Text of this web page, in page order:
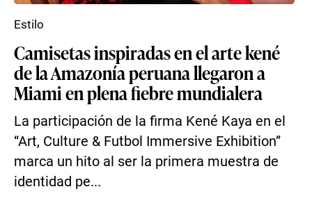
Camisetas inspiradas en el arte kené
de la Amazonía peruana llegaron a
Miami en plena fiebre mundialera
La participación de la firma Kené Kaya en el
“Art, Culture & Futbol Immersive Exhibition”
marca un hito al ser la primera muestra de
identidad pe...
Estilo